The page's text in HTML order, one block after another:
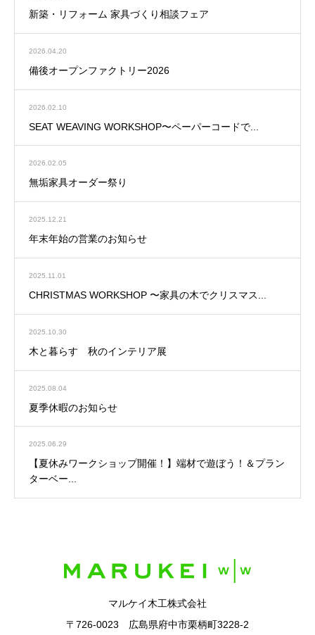
新築・リフォーム 家具づくり相談フェア
2026.04.20
備後オープンファクトリー2026
2026.02.10
SEAT WEAVING WORKSHOP〜ペーパーコードで...
2026.02.05
無垢家具オーダー祭り
2025.12.21
年末年始の営業のお知らせ
2025.11.01
CHRISTMAS WORKSHOP 〜家具の木でクリスマス...
2025.10.30
木と暮らす 秋のインテリア展
2025.08.04
夏季休暇のお知らせ
2025.06.29
【夏休みワークショップ開催！】端材で遊ぼう！＆プラン
ターベー...
マルケイ木工株式会社
〒726-0023 広島県府中市栗柄町3228-2